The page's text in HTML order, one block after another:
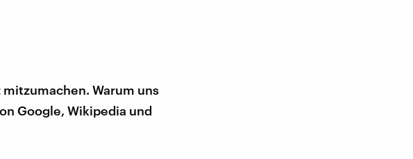
Warum uns
Google, Wikipedia und